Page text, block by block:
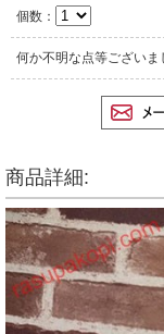
個数：
何か不明な点等ございま
商品詳細: